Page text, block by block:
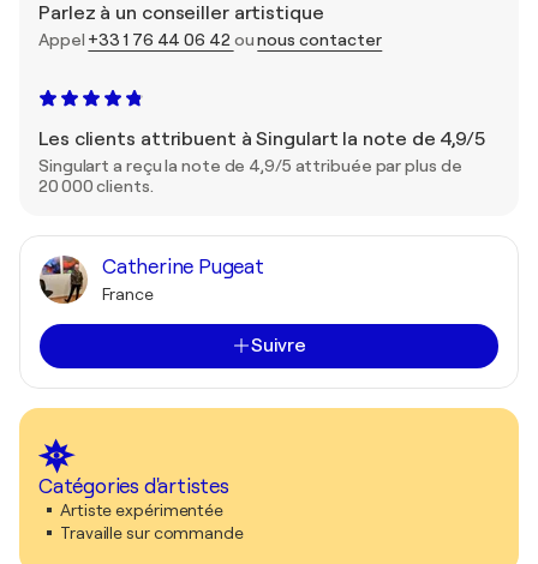
Parlez à un conseiller artistique
Appel +33 1 76 44 06 42 ounous contacter
Les clients attribuent à Singulart la note de 4,9/5
Singulart a reçu la note de 4,9/5 attribuée par plus de
20 000 clients.
Catherine Pugeat
France
Suivre
Catégories d'artistes
Artiste expérimentée
Travaille sur commande